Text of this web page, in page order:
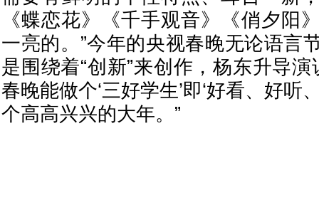
《蝶恋花》《千手观音》《俏夕阳
一亮的。”今年的央视春晚无论语言
是围绕着“创新”来创作，杨东升导
春晚能做个‘三好学生’即‘好看、好听
个高高兴兴的大年。”